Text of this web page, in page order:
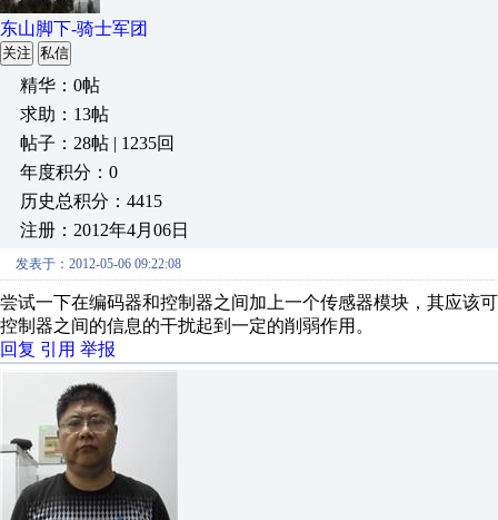
东山脚下-骑士军团
关注 私信
精华：0帖
求助：13帖
帖子：28帖 | 1235回
年度积分：0
历史总积分：4415
注册：2012年4月06日
发表于：2012-05-06 09:22:08
尝试一下在编码器和控制器之间加上一个传感器模块，其应该
控制器之间的信息的干扰起到一定的削弱作用。
回复 引用 举报